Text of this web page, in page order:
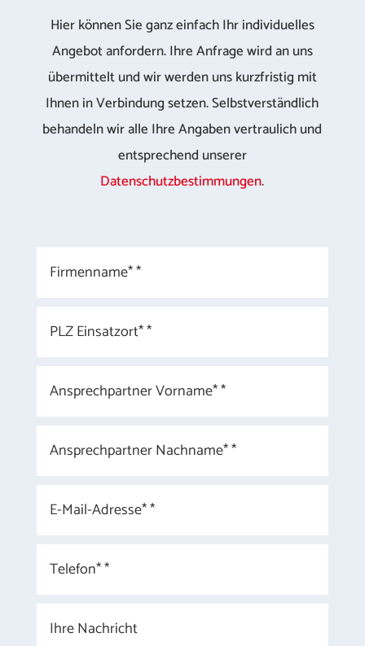
Hier können Sie ganz einfach Ihr individuelles
Angebot anfordern. Ihre Anfrage wird an uns
übermittelt und wir werden uns kurzfristig mit
Ihnen in Verbindung setzen. Selbstverständlich
behandeln wir alle Ihre Angaben vertraulich und
entsprechend unserer
Datenschutzbestimmungen.